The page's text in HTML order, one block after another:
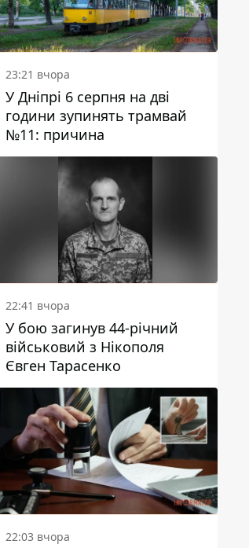
23:21 вчора
У Дніпрі 6 серпня на дві
години зупинять трамвай
№11: причина
22:41 вчора
У бою загинув 44-річний
військовий з Нікополя
Євген Тарасенко
22:03 вчора